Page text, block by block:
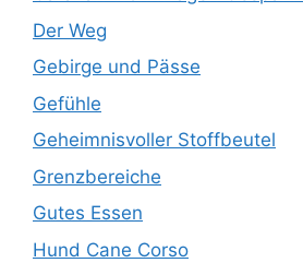
Der Weg
Gebirge und Pässe
Gefühle
Geheimnisvoller Stoffbeutel
Grenzbereiche
Gutes Essen
Hund Cane Corso